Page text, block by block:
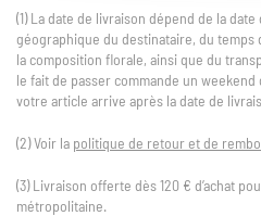
(1) La date de livraison dépend de la
géographique du destinataire, du
la composition florale, ainsi que du
le fait de passer commande un
votre article arrive après la date de
(2) Voir la politique de retour et de
(3) Livraison offerte dès 120 € d’achat
métropolitaine.